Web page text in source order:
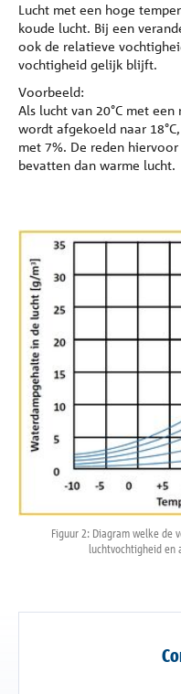
Lucht met een hoge
koude lucht. Bij een
ook de relatieve
vochtigheid gelijk blijft.
Voorbeeld:
Als lucht van 20°C met
wordt afgekoeld naar
met 7%. De reden
bevatten dan warme lucht.
Figuur 2: Diagram welke de
luchtvochtigheid en